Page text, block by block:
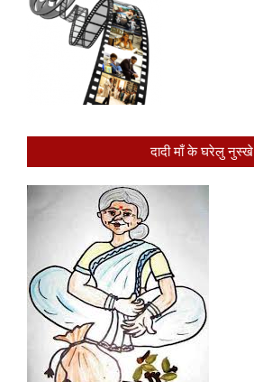
दादी माँ के घरेलु नुस्खे